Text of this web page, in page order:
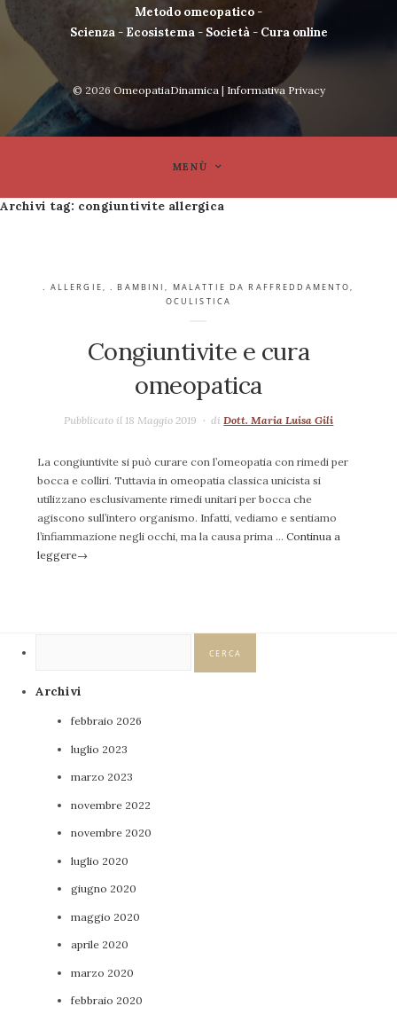
Metodo omeopatico-
Scienza- Ecosistema- Società- Cura online
© 2026 OmeopatiaDinamica| Informativa Privacy
MENÙ
Archivi tag: congiuntivite allergica
. ALLERGIE,. BAMBINI, MALATTIE DA RAFFREDDAMENTO,
OCULISTICA
Congiuntivite e cura
omeopatica
Pubblicato il 18 Maggio 2019 diDott. Maria Luisa Gili
La congiuntivite si può curare con l’omeopatia con rimedi per
bocca e colliri. Tuttavia in omeopatia classica unicista si
utilizzano esclusivamente rimedi unitari per bocca che
agiscono sull’intero organismo. Infatti, vediamo e sentiamo
l’infiammazione negli occhi, ma la causa prima … Continua a
leggere→
Archivi
febbraio 2026
luglio 2023
marzo 2023
novembre 2022
novembre 2020
luglio 2020
giugno 2020
maggio 2020
aprile 2020
marzo 2020
febbraio 2020